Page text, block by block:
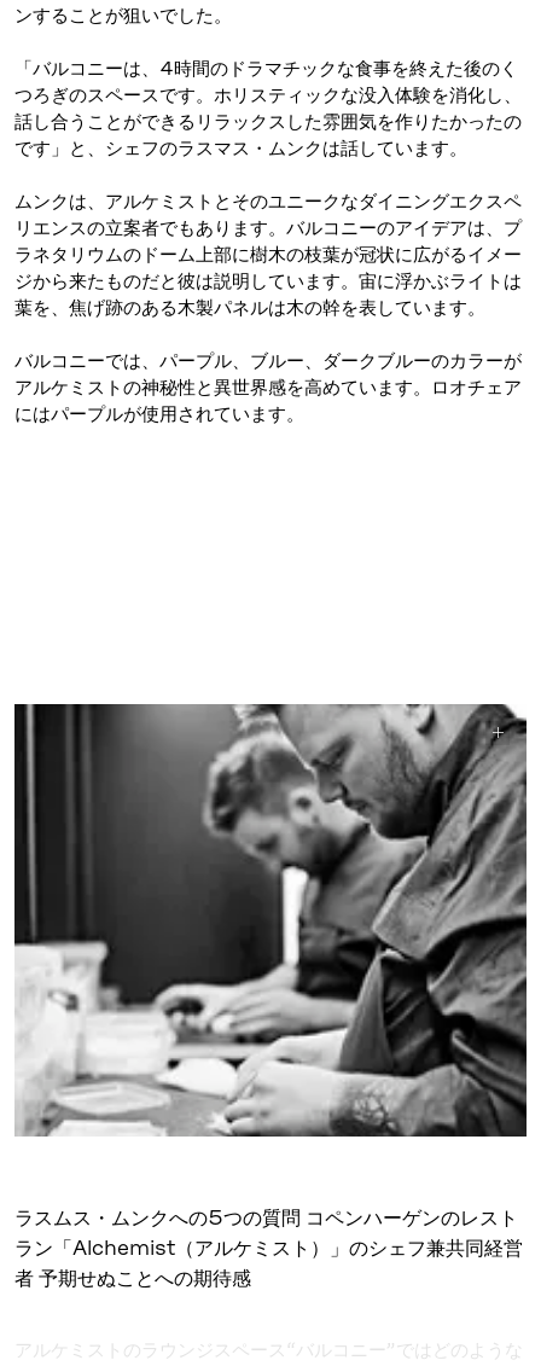
ンすることが狙いでした。
「バルコニーは、4時間のドラマチックな食事を終えた後のく
つろぎのスペースです。ホリスティックな没入体験を消化し、
話し合うことができるリラックスした雰囲気を作りたかったの
です」と、シェフのラスマス・ムンクは話しています。
ムンクは、アルケミストとそのユニークなダイニングエクスペ
リエンスの立案者でもあります。バルコニーのアイデアは、プ
ラネタリウムのドーム上部に樹木の枝葉が冠状に広がるイメー
ジから来たものだと彼は説明しています。宙に浮かぶライトは
葉を、焦げ跡のある木製パネルは木の幹を表しています。
バルコニーでは、パープル、ブルー、ダークブルーのカラーが
アルケミストの神秘性と異世界感を高めています。ロオチェア
にはパープルが使用されています。
ラスムス・ムンクへの5つの質問 コペンハーゲンのレスト
ラン「Alchemist（アルケミスト）」のシェフ兼共同経営
者 予期せぬことへの期待感
アルケミストのラウンジスペース“バルコニー”ではどのような